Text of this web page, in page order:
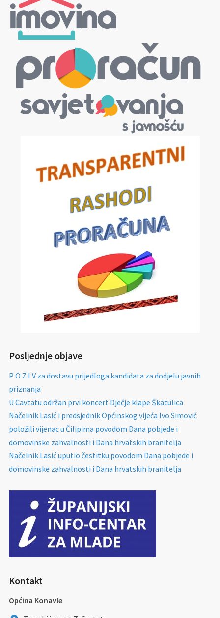
Posljednje objave
P O Z I V za dostavu prijedloga kandidata za dodjelu javnih
priznanja
U Cavtatu održan prvi koncert Dječje klape Škatulica
Načelnik Lasić i predsjednik Općinskog vijeća Ivo Simović
položili vijenac u Čilipima povodom Dana pobjede i
domovinske zahvalnosti i Dana hrvatskih branitelja
Načelnik Lasić uputio čestitku povodom Dana pobjede i
domovinske zahvalnosti i Dana hrvatskih branitelja
Kontakt
Općina Konavle